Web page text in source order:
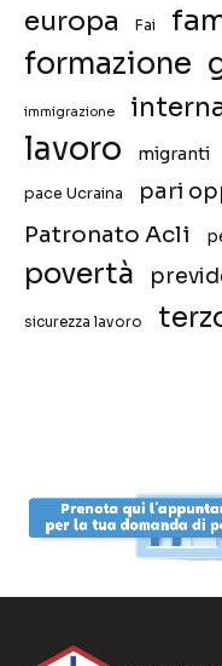
europa Fai
formazione
immigrazione
lavoro migranti
pace Ucraina pari
Patronato Acli
povertà
sicurezza lavoro